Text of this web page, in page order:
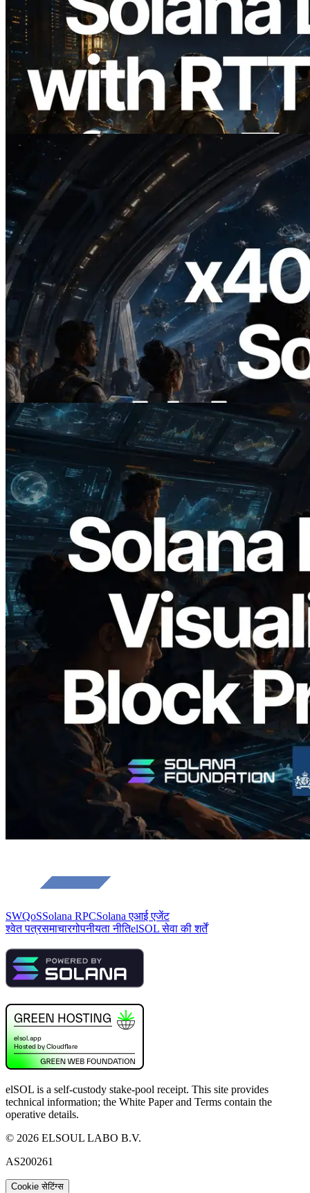
2026.08.05
ERPC का Solana Leader Slot API अब 7
वैश्विक क्षेत्रों से ping मापता है — Validators
Information API भी लॉन्च
यह लेख पढ़ें
2026.07.04
ERPC ने x402 समर्थित Solana RPC लॉन्च
किया — AI एजेंट अब जरूरत के API के लिए ऑन-
डिमांड भुगतान कर सकते हैं
यह लेख पढ़ें
2026.05.24
Validators Solutions ने Solana Block
Analyzer लॉन्च किया — प्रति-slot ब्लॉक
उत्पादन समय और नियुक्त वैलिडेटर का
विज़ुअलाइज़ेशन
SWQoSSolana RPCSolana एआई एजेंट
श्वेत पत्रसमाचारगोपनीयता नीतिelSOL सेवा की शर्तें
elSOL is a self-custody stake-pool receipt. This site provides
technical information; the White Paper and Terms contain the
operative details.
© 2026 ELSOUL LABO B.V.
AS200261
Cookie सेटिंग्स